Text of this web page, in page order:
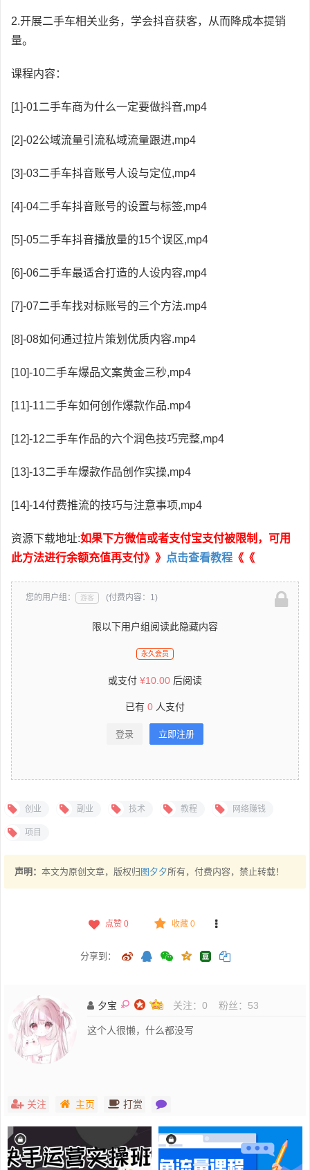
2.开展二手车相关业务，学会抖音获客，从而降成本提销
量。
课程内容：
[1]-01二手车商为什么一定要做抖音,mp4
[2]-02公域流量引流私域流量跟进,mp4
[3]-03二手车抖音账号人设与定位,mp4
[4]-04二手车抖音账号的设置与标签,mp4
[5]-05二手车抖音播放量的15个误区,mp4
[6]-06二手车最适合打造的人设内容,mp4
[7]-07二手车找对标账号的三个方法.mp4
[8]-08如何通过拉片策划优质内容.mp4
[10]-10二手车爆品文案黄金三秒,mp4
[11]-11二手车如何创作爆款作品.mp4
[12]-12二手车作品的六个润色技巧完整,mp4
[13]-13二手车爆款作品创作实操,mp4
[14]-14付费推流的技巧与注意事项,mp4
资源下载地址:如果下方微信或者支付宝支付被限制，可用
此方法进行余额充值再支付》》 点击查看教程 《《
您的用户组： 游客 (付费内容：1)
限以下用户组阅读此隐藏内容
永久会员
或支付 ¥10.00 后阅读
已有 0 人支付
登录 立即注册
创业 副业 技术 教程 网络赚钱
项目
声明： 本文为原创文章，版权归 图夕夕所有，付费内容，禁止转载！
点赞 0 收藏 0
分享到：
夕宝 关注： 0 粉丝： 53
这个人很懒，什么都没写
关注 主页 打赏